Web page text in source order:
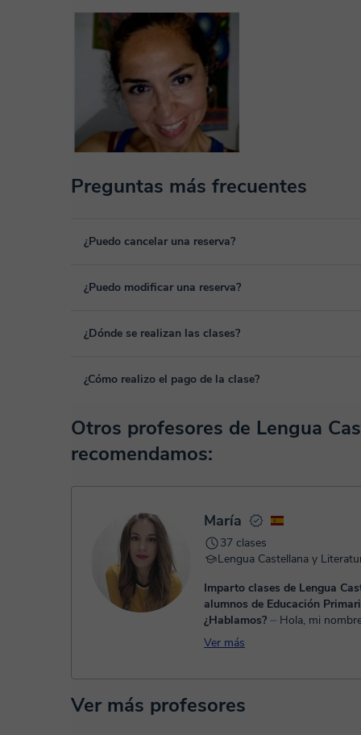
Preguntas más frecuentes
¿Puedo cancelar una reserva?
Sí, puedes cancelar una reserva hasta un máximo de 8
¿Puedo modificar una reserva?
Sí, siempre puede surgir algún imprevisto, por lo que
¿Dónde se realizan las clases?
Las clases se realizan en el aula virtual de Classgap,
¿Cómo realizo el pago de la clase?
En el momento en que selecciones una clase o un pack
débito o crédito.
Una vez realices el pago de la clase, recibirás un e-mail de
Otros profesores de Lengua
recomendamos:
María
37 clases
Imparto clases de Lengua
alumnos de Educación
¿Hablamos? ⏤ Hola, mi nombre es María,
soy Maestra en Educación
en Máster en Competencias
Infan...
Ver más
Ver más profesores